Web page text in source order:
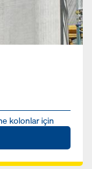
kolonlar için